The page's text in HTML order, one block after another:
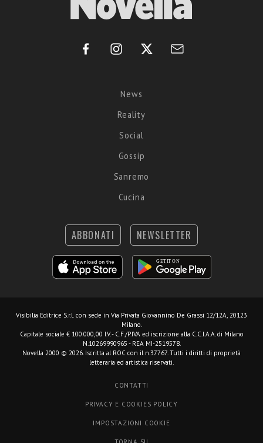
News
Reality
Social
Gossip
Sanremo
Cucina
ABBONATI NEWSLETTER
Visibilia Editrice S.r.l. con sede in Via Privata Giovannino De Grassi 12/12A, 20123
Milano.
Capitale sociale € 100.000,00 I.V. - C.F./P.IVA ed iscrizione alla C.C.I.A.A. di Milano
N.10269990965 - REA MI-2519578.
Novella 2000 © 2026. Iscritta al ROC con il n.37767. Tutti i diritti di proprietà
letteraria ed artistica riservati.
CONTATTI
PRIVACY E COOKIES POLICY
IMPOSTAZIONI COOKIE